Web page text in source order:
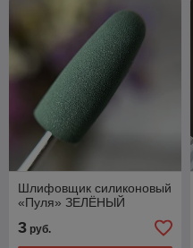
Шлифовщик силиконовый
«Пуля» ЗЕЛЁНЫЙ
3 руб.